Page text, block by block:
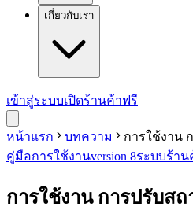
เกี่ยวกับเรา
เข้าสู่ระบบเปิดร้านค้าฟรี
หน้าแรก บทความ
การใช้งาน
คู่มือการใช้งานversion 8ระบบร้าน
การใช้งาน การปรับส